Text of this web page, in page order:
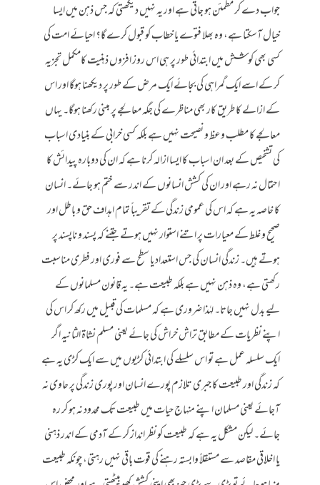
جواب دے کر مطمئن ہو جاتی ہے اور یہ نہیں دیکھتی کہ جس ذہن میں ایسا
خیال آسکتا ہے، وہ بھلا فتوے یا خطاب کو قبول کرے گا؟ احیائے امت کی
کسی بھی کوشش میں ابتدائی طور پر ہی اس روز افزوں ذہنیت کامکمل تجزیہ
کر کے اسے ایک گمراہی کی بجائے ایک مرض کے طور پر دیکھنا ہوگا اور اس
کے ازالے کا طریق کار بھی مناظرے کی جگہ معالجے پر مبنی رکھنا ہوگا۔ یہاں
معالجے کا مطلب وعظ و نصیحت نہیں ہے بلکہ کسی خرابی کے بنیادی اسباب
کی تشخیص کے بعد ان اسباب کا ایسا ازالہ کرنا ہے کہ ان کی دوبارہ پیدائش کا
احتمال نہ رہے اور ان کی کشش انسانوں کے اندر سے ختم ہو جائے۔ انسان
کا خاصہ یہ ہے کہ اس کی عمومی زندگی کے تقریباً تمام اہداف حق و باطل اور
صحیح و غلط کے معیارات پر اتنے استوار نہیں ہوتے جتنے کہ پسند و ناپسند پر
ہوتے ہیں۔ زندگی انسان کی جس استعداد یا سطح سے فوری اور فطری مناسبت
رکھتی ہے، وہ ذہن نہیں ہے بلکہ طبیعت ہے۔ یہ قانون مسلمانوں کے
لیے بدل نہیں جاتا۔ لہٰذا ضروری ہے کہ مسلمات کی قبیل میں رکھ کر اس کی
اپنے نظریات کے مطابق تراش خراش کی جائے یعنی مسلم نشاۃ الثانیہ اگر
ایک سلسلہ عمل ہے تو اس سلسلے کی ابتدائی کڑیوں میں سے ایک کڑی یہ ہے
کہ زندگی اور طبیعت کا جبری تلازم پورے انسان اور پوری زندگی پر حاوی نہ
آجائے یعنی مسلمان اپنے منہاج حیات میں طبیعت تک محدود نہ ہو کر رہ
جائے۔ لیکن مشکل یہ ہے کہ طبیعت کو نظر انداز کر کے آدمی کے اندر ذہنی
یا اخلاقی مقاصد سے مستقلاً وابستہ رہنے کی قوت باقی نہیں رہتی، چونکہ طبیعت